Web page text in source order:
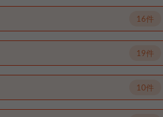
16件
19件
10件